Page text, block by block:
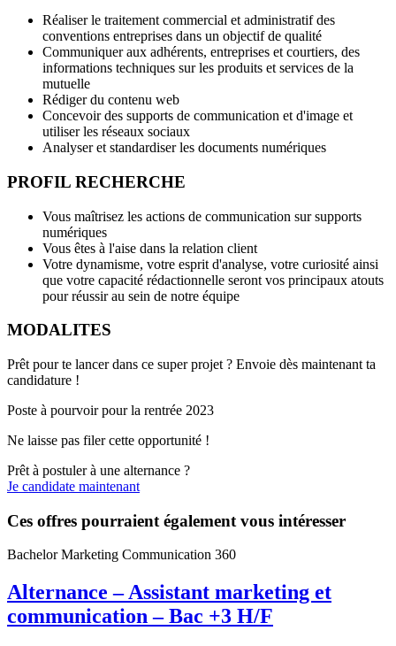
Réaliser le traitement commercial et administratif des
conventions entreprises dans un objectif de qualité
Communiquer aux adhérents, entreprises et courtiers, des
informations techniques sur les produits et services de la
mutuelle
Rédiger du contenu web
Concevoir des supports de communication et d'image et
utiliser les réseaux sociaux
Analyser et standardiser les documents numériques
PROFIL RECHERCHE
Vous maîtrisez les actions de communication sur supports
numériques
Vous êtes à l'aise dans la relation client
Votre dynamisme, votre esprit d'analyse, votre curiosité ainsi
que votre capacité rédactionnelle seront vos principaux atouts
pour réussir au sein de notre équipe
MODALITES
Prêt pour te lancer dans ce super projet ? Envoie dès maintenant ta
candidature !
Poste à pourvoir pour la rentrée 2023
Ne laisse pas filer cette opportunité !
Prêt à postuler à une alternance ?
Je candidate maintenant
Ces offres pourraient également vous intéresser
Bachelor Marketing Communication 360
Alternance – Assistant marketing et
communication – Bac +3 H/F